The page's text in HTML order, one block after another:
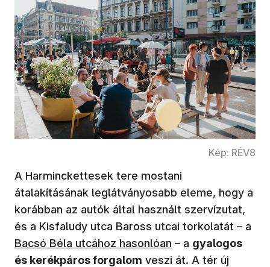
Kép: RÉV8
A Harminckettesek tere mostani
átalakításának leglátványosabb eleme, hogy a
korábban az autók által használt szervízutat,
és a Kisfaludy utca Baross utcai torkolatát – a
Bacsó Béla utcához hasonlóan – a gyalogos
és kerékpáros forgalom veszi át. A tér új